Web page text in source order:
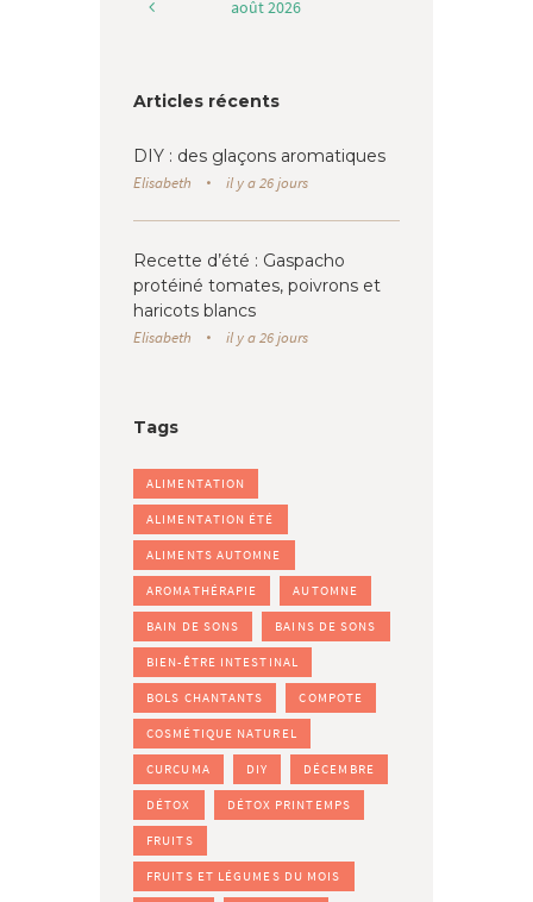
août2026
Articles récents
DIY : des glaçons aromatiques
Elisabeth il y a 26 jours
Recette d’été : Gaspacho
protéiné tomates, poivrons et
haricots blancs
Elisabeth il y a 26 jours
Tags
ALIMENTATION
ALIMENTATION ÉTÉ
ALIMENTS AUTOMNE
AROMATHÉRAPIE AUTOMNE
BAIN DE SONS BAINS DE SONS
BIEN-ÊTRE INTESTINAL
BOLS CHANTANTS COMPOTE
COSMÉTIQUE NATUREL
CURCUMA DIY DÉCEMBRE
DÉTOX DÉTOX PRINTEMPS
FRUITS
FRUITS ET LÉGUMES DU MOIS